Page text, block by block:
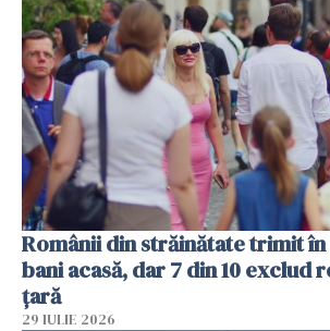
Românii din străinătate trimit
bani acasă, dar 7 din 10 exclud
țară
29 IULIE 2026